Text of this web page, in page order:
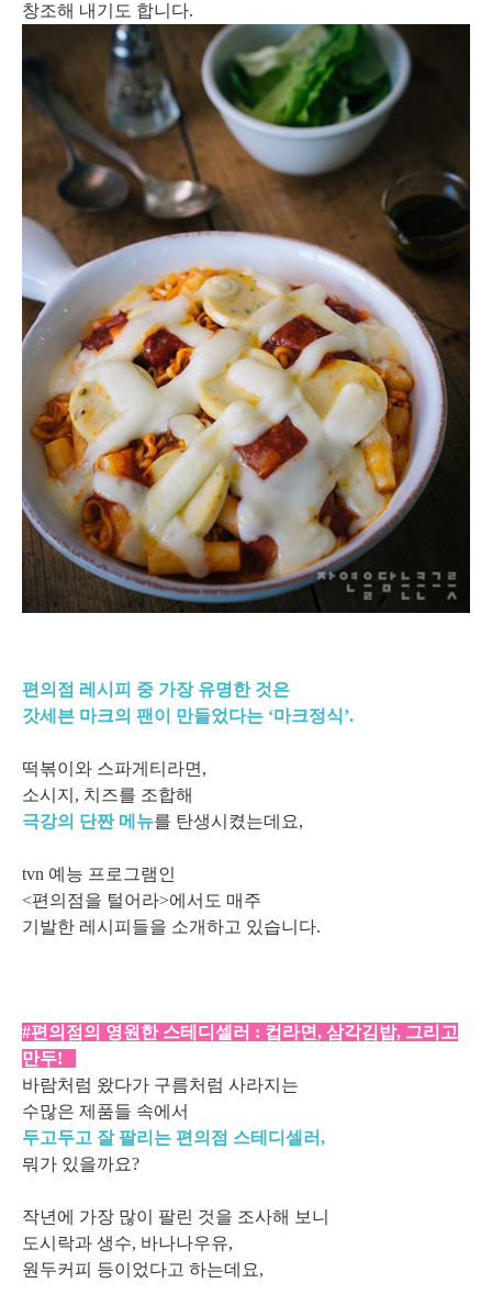
창조해 내기도 합니다.
편의점 레시피 중 가장 유명한 것은
갓세븐 마크의 팬이 만들었다는 ‘마크정식’.
떡볶이와 스파게티라면,
소시지, 치즈를 조합해
극강의 단짠 메뉴를 탄생시켰는데요,
tvn 예능 프로그램인
<편의점을 털어라>에서도 매주
기발한 레시피들을 소개하고 있습니다.
#편의점의 영원한 스테디셀러 : 컵라면, 삼각김밥, 그리고
만두!
바람처럼 왔다가 구름처럼 사라지는
수많은 제품들 속에서
두고두고 잘 팔리는 편의점 스테디셀러,
뭐가 있을까요?
작년에 가장 많이 팔린 것을 조사해 보니
도시락과 생수, 바나나우유,
원두커피 등이었다고 하는데요,